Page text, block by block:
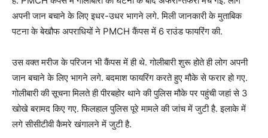
अपनी जान बचाने के लिए इधर-उधर भागने लगे. मिली जानकारी के मुताबिक
पटना के बेखौफ अपराधियों ने PMCH कैंपस में 6 राउंड फायरिंग की.
उस वक्त मरीज के परिजन भी कैंपस में ही थे. गोलीबारी शुरू होते ही लोग अपनी
जान बचाने के लिए भागने लगे. बदमाश फायरिंग करते हुए मौके से फरार हो गए.
गोलीबारी की सूचना मिलते ही पीरबहोर थाने की पुलिस मौके पर पहुंची जहां से 3
खोखे बरामद किए गए. फिलहाल पुलिस पूरे मामले की जांच में जुटी है. इलाके में
लगे सीसीटीवी कैमरे खंगालने में जुटी है.